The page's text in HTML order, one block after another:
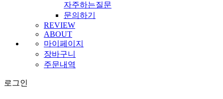
자주하는질문
문의하기
REVIEW
ABOUT
마이페이지
장바구니
주문내역
로그인